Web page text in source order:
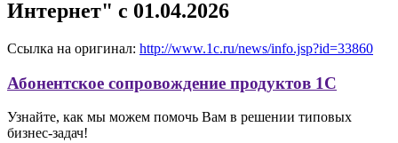
Интернет" с 01.04.2026
Ссылка на оригинал: http://www.1c.ru/news/info.jsp?id=33860
Абонентское сопровождение продуктов 1C
Узнайте, как мы можем помочь Вам в решении типовых
бизнес-задач!